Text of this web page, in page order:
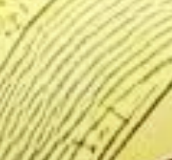
le prix
des niveaux
La première
est autour de